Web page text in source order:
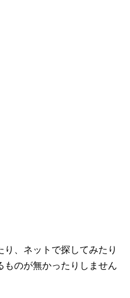
、ネットで探してみたり
ものが無かったりしません